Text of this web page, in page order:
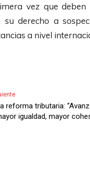
vez que
derecho a
a nivel
reforma tributaria:
igualdad, mayor